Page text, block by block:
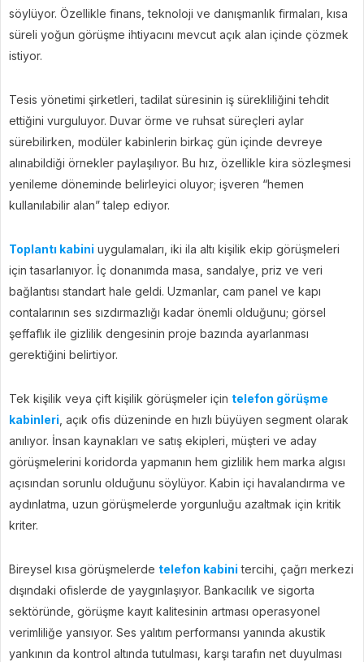
söylüyor. Özellikle finans, teknoloji ve danışmanlık firmaları, kısa
süreli yoğun görüşme ihtiyacını mevcut açık alan içinde çözmek
istiyor.
Tesis yönetimi şirketleri, tadilat süresinin iş sürekliliğini tehdit
ettiğini vurguluyor. Duvar örme ve ruhsat süreçleri aylar
sürebilirken, modüler kabinlerin birkaç gün içinde devreye
alınabildiği örnekler paylaşılıyor. Bu hız, özellikle kira sözleşmesi
yenileme döneminde belirleyici oluyor; işveren “hemen
kullanılabilir alan” talep ediyor.
Toplantı kabini uygulamaları, iki ila altı kişilik ekip görüşmeleri
için tasarlanıyor. İç donanımda masa, sandalye, priz ve veri
bağlantısı standart hale geldi. Uzmanlar, cam panel ve kapı
contalarının ses sızdırmazlığı kadar önemli olduğunu; görsel
şeffaflık ile gizlilik dengesinin proje bazında ayarlanması
gerektiğini belirtiyor.
Tek kişilik veya çift kişilik görüşmeler için telefon görüşme
kabinleri , açık ofis düzeninde en hızlı büyüyen segment olarak
anılıyor. İnsan kaynakları ve satış ekipleri, müşteri ve aday
görüşmelerini koridorda yapmanın hem gizlilik hem marka algısı
açısından sorunlu olduğunu söylüyor. Kabin içi havalandırma ve
aydınlatma, uzun görüşmelerde yorgunluğu azaltmak için kritik
kriter.
Bireysel kısa görüşmelerde telefon kabini tercihi, çağrı merkezi
dışındaki ofislerde de yaygınlaşıyor. Bankacılık ve sigorta
sektöründe, görüşme kayıt kalitesinin artması operasyonel
verimliliğe yansıyor. Ses yalıtım performansı yanında akustik
yankının da kontrol altında tutulması, karşı tarafın net duyulması